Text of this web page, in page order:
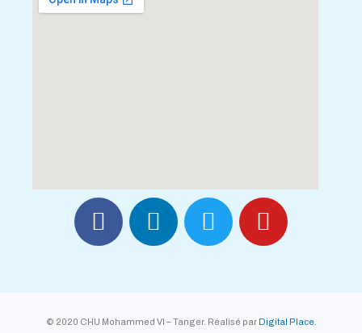
© 2020 CHU Mohammed VI – Tanger. Réalisé par Digital Place.